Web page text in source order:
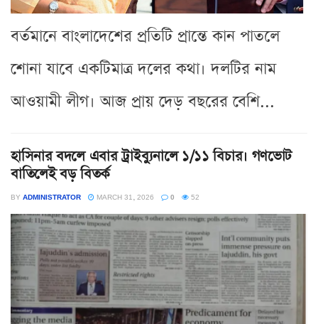
বর্তমানে বাংলাদেশের প্রতিটি প্রান্তে কান পাতলে
শোনা যাবে একটিমাত্র দলের কথা। দলটির নাম
আওয়ামী লীগ। আজ প্রায় দেড় বছরের বেশি...
হাসিনার বদলে এবার ট্রাইব্যুনালে ১/১১ বিচার। গণভোট
বাতিলেই বড় বিতর্ক
BY ADMINISTRATOR MARCH 31, 2026 0 52